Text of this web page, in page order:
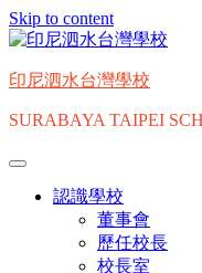
Skip to content
印尼泗水台灣學校
SURABAYA TAIPEI
認識學校
董事會
歷任校長
校長室